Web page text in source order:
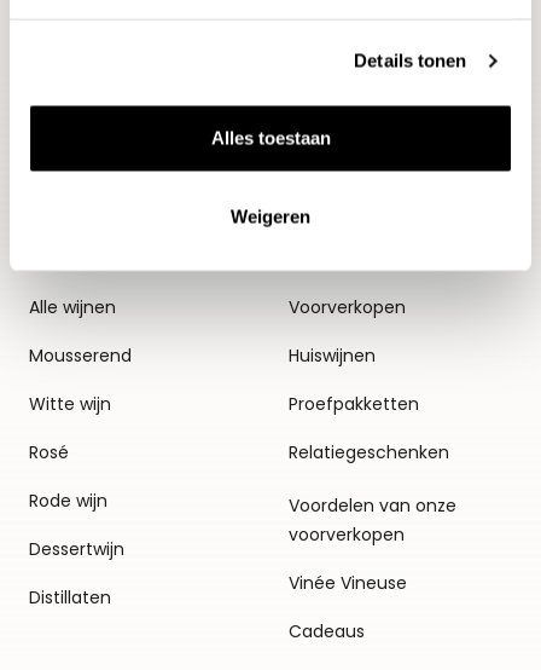
Details tonen
Alles toestaan
Weigeren
Alle wijnen
Mousserend
Witte wijn
Rosé
Rode wijn
Dessertwijn
Distillaten
Thema's
Voorverkopen
Huiswijnen
Proefpakketten
Relatiegeschenken
Voordelen van onze
voorverkopen
Vinée Vineuse
Cadeaus